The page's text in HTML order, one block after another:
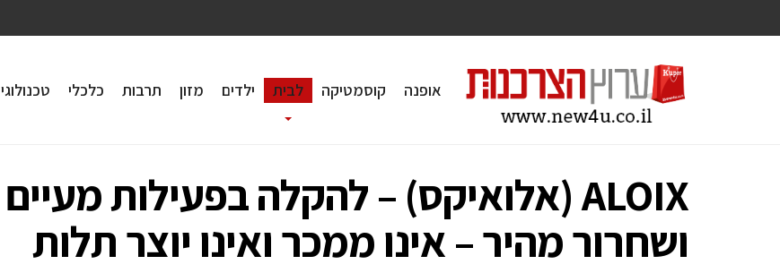
אופנה קוסמטיקה לבית ילדים מזון תרבות כלכלי טכנולוגי
ALOIX (אלואיקס) – להקלה בפעילות מעיים
ושחרור מהיר – אינו ממכר ואינו יוצר תלות